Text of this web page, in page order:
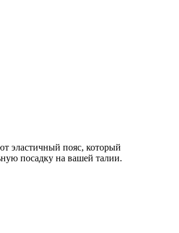
эластичный пояс, который
посадку на вашей талии.